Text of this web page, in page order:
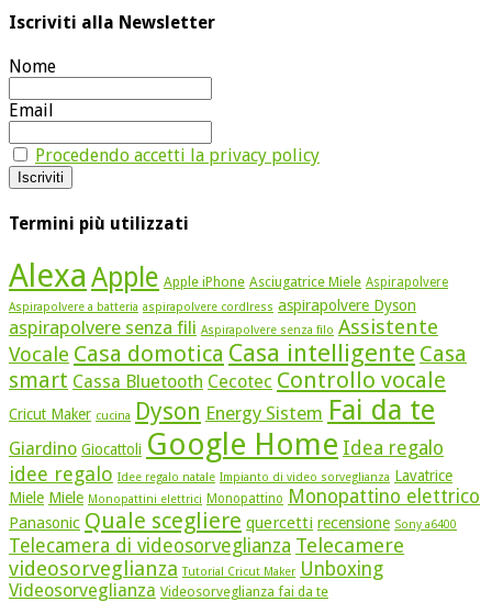
Iscriviti alla Newsletter
Nome
Email
Procedendo accetti la privacy policy
Termini più utilizzati
Alexa Apple Apple iPhone Asciugatrice Miele Aspirapolvere
Aspirapolvere a batteria aspirapolvere cordlress aspirapolvere Dyson
aspirapolvere senza fili Aspirapolvere senza filo Assistente
Vocale Casa domotica Casa intelligente Casa
smart Cassa Bluetooth Cecotec Controllo vocale
Cricut Maker cucina Dyson Energy Sistem Fai da te
Giardino Giocattoli Google Home Idea regalo
idee regalo Idee regalo natale Impianto di video sorveglianza Lavatrice
Miele Miele Monopattini elettrici Monopattino Monopattino elettrico
Panasonic Quale scegliere quercetti recensione Sony a6400
Telecamera di videosorveglianza Telecamere
videosorveglianza Tutorial Cricut Maker Unboxing
Videosorveglianza Videosorveglianza fai da te